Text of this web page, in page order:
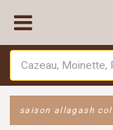
saison allagash